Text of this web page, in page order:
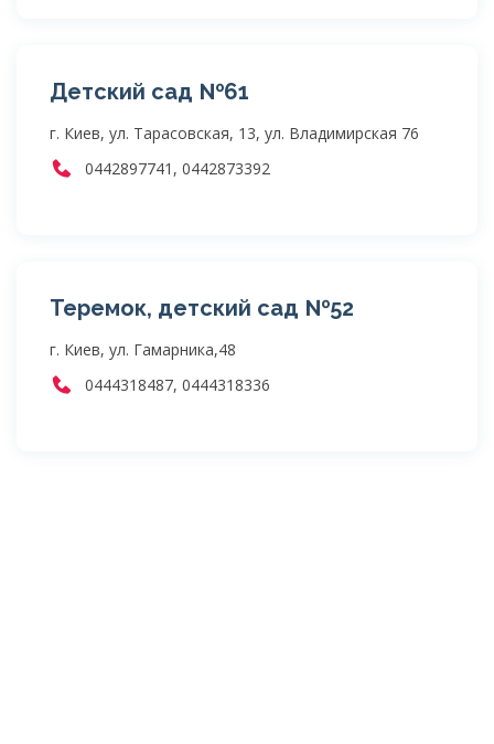
Детский сад №61
г. Киев, ул. Тарасовская, 13, ул. Владимирская 76
0442897741, 0442873392
Теремок, детский сад №52
г. Киев, ул. Гамарника,48
0444318487, 0444318336